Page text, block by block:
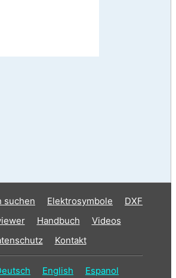
suchen Elektrosymbole
DXF
Handbuch
Videos
Kontakt
English Espanol